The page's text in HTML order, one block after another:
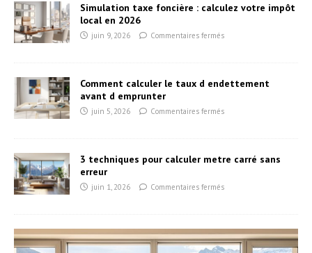
Simulation taxe foncière : calculez votre impôt
local en 2026
juin 9, 2026 Commentaires fermés
Comment calculer le taux d endettement
avant d emprunter
juin 5, 2026 Commentaires fermés
3 techniques pour calculer metre carré sans
erreur
juin 1, 2026 Commentaires fermés